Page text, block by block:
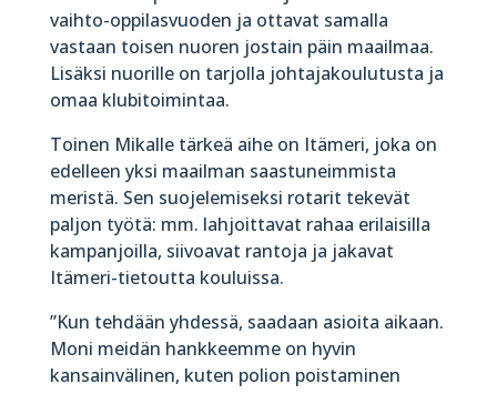
vaihto-oppilasvuoden ja ottavat samalla
vastaan toisen nuoren jostain päin maailmaa.
Lisäksi nuorille on tarjolla johtajakoulutusta ja
omaa klubitoimintaa.
Toinen Mikalle tärkeä aihe on Itämeri, joka on
edelleen yksi maailman saastuneimmista
meristä. Sen suojelemiseksi rotarit tekevät
paljon työtä: mm. lahjoittavat rahaa erilaisilla
kampanjoilla, siivoavat rantoja ja jakavat
Itämeri-tietoutta kouluissa.
”Kun tehdään yhdessä, saadaan asioita aikaan.
Moni meidän hankkeemme on hyvin
kansainvälinen, kuten polion poistaminen